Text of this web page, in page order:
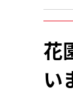
花
い